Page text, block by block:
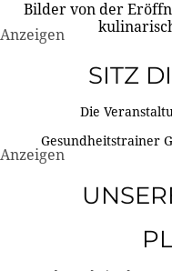
Bilder von der
Anzeigen
SITZ
Die
Gesundheitstrainer
Anzeigen